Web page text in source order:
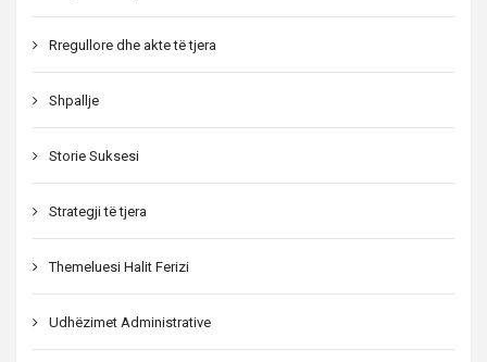
Rregullore dhe akte të tjera
Shpallje
Storie Suksesi
Strategji të tjera
Themeluesi Halit Ferizi
Udhëzimet Administrative